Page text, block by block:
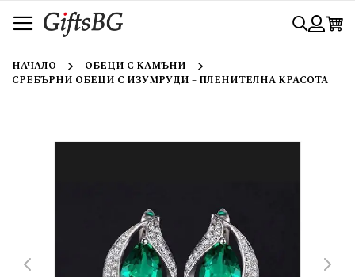
към
съдържанието
Търси
НАЧАЛО
ОБЕЦИ С КАМЪНИ
СРЕБЪРНИ ОБЕЦИ С ИЗУМРУДИ – ПЛЕНИТЕЛНА КРАСОТА